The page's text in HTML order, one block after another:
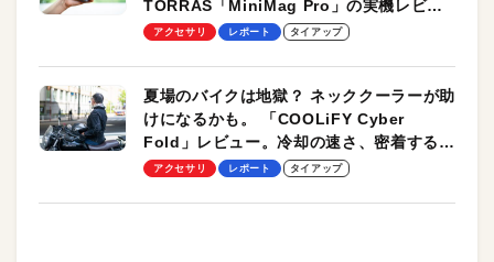
TORRAS「MiniMag Pro」の実機レビュ
ーも
アクセサリ レポート タイアップ
夏場のバイクは地獄？ ネッククーラーが助
けになるかも。 「COOLiFY Cyber
Fold」レビュー。冷却の速さ、密着する冷
却プレート、シンプルな操作性がグッド！
アクセサリ レポート タイアップ